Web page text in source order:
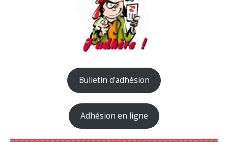
Bulletin d'adhésion
Adhésion en ligne